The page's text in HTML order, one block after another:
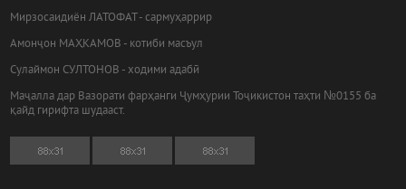
Мирзосаидиён ЛАТОФАТ - сармуҳаррир
Амонҷон МАҲКАМОВ - котиби масъул
Сулаймон СУЛТОНОВ - ходими адабӣ
Маҷалла дар Вазорати фарҳанги Ҷумҳурии Тоҷикистон таҳти №0155 ба
қайд гирифта шудааст.